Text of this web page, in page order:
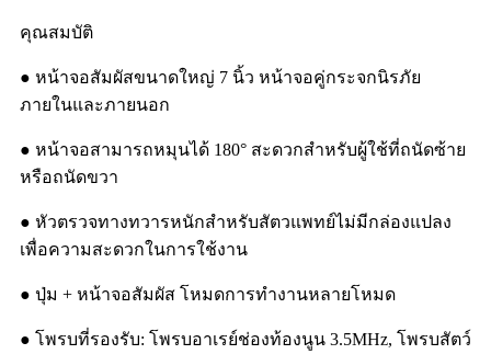
คุณสมบัติ
● หน้าจอสัมผัสขนาดใหญ่ 7 นิ้ว หน้าจอคู่กระจกนิรภัย
ภายในและภายนอก
● หน้าจอสามารถหมุนได้ 180° สะดวกสำหรับผู้ใช้ที่ถนัดซ้าย
หรือถนัดขวา
● หัวตรวจทางทวารหนักสำหรับสัตวแพทย์ไม่มีกล่องแปลง
เพื่อความสะดวกในการใช้งาน
● ปุ่ม + หน้าจอสัมผัส โหมดการทำงานหลายโหมด
● โพรบที่รองรับ: โพรบอาเรย์ช่องท้องนูน 3.5MHz, โพรบสัตว์